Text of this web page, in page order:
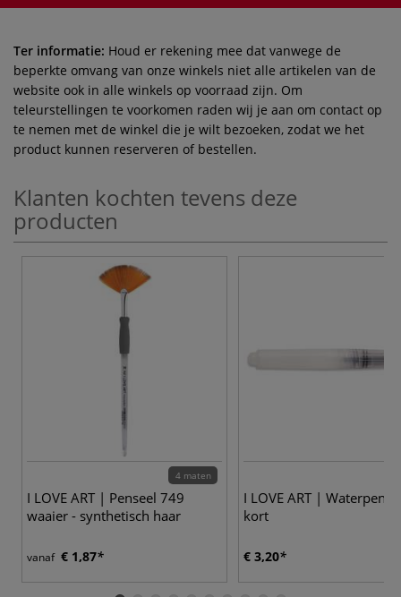
Ter informatie: Houd er rekening mee dat vanwege de
beperkte omvang van onze winkels niet alle artikelen van de
website ook in alle winkels op voorraad zijn. Om
teleurstellingen te voorkomen raden wij je aan om contact op
te nemen met de winkel die je wilt bezoeken, zodat we het
product kunnen reserveren of bestellen.
Klanten kochten tevens deze
producten
4 maten
I LOVE ART | Penseel 749
waaier - synthetisch haar
vanaf € 1,87
I LOVE ART |
kort
€ 3,20